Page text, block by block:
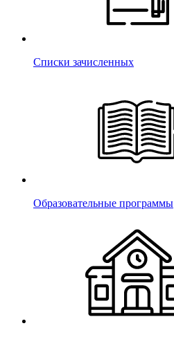
Списки зачисленных
Образовательные программы